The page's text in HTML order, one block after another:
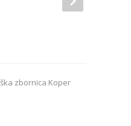
zbornica Koper